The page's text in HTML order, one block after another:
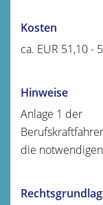
Kosten
ca. EUR 51,10 -
Hinweise
Anlage 1 der
die